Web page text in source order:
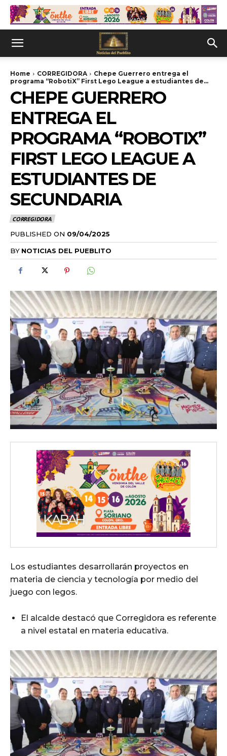
Home CORREGIDORA
Chepe Guerrero entrega el
programa “RobotiX” First Lego League a estudiantes de...
CHEPE GUERRERO
ENTREGA EL
PROGRAMA “ROBOTIX”
FIRST LEGO LEAGUE A
ESTUDIANTES DE
SECUNDARIA
CORREGIDORA
PUBLISHED ON 09/04/2025
BY NOTICIAS DEL PUEBLITO
Los estudiantes desarrollarán proyectos en
materia de ciencia y tecnología por medio del
juego con legos.
El alcalde destacó que Corregidora es referente
a nivel estatal en materia educativa.